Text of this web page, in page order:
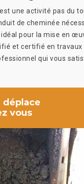
une activité pas du
de cheminée
pour la mise en
et certifié en
qui vous
déplace
vous